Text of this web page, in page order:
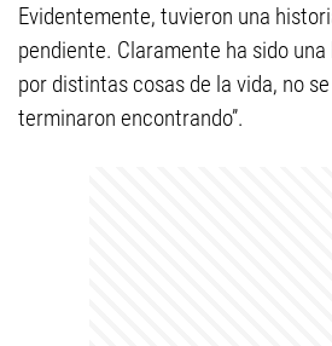
Evidentemente, tuvieron una
pendiente. Claramente ha sido
por distintas cosas de la vida, no
terminaron encontrando”.